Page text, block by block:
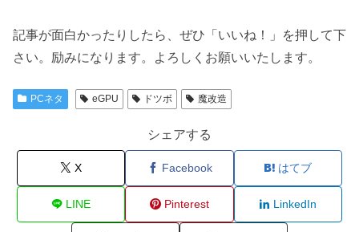
記事が面白かったりしたら、ぜひ「いいね！」を押して下
さい。励みになります。よろしくお願いいたします。
PCネタ eGPU ドツボ 魔改造
シェアする
X Facebook はてブ
LINE Pinterest LinkedIn